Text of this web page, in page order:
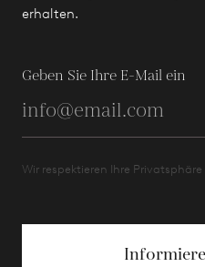
erhalten.
Geben Sie Ihre E-Mail ein
Wir respektieren Ihre